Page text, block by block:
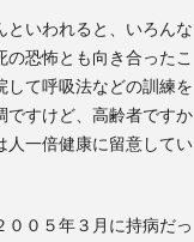
といわれると、いろんな
恐怖とも向き合ったこ
して呼吸法などの訓練を
ですけど、高齢者ですか
人一倍健康に留意してい
０５年３月に持病だっ